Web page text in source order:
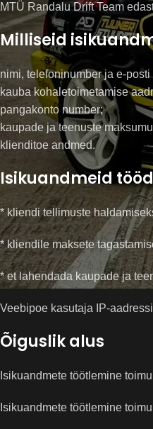
MTÜ Randalu Drift Team
Milliseid
nimi, telefoninumber ja e-posti
kauba kohaletoimetamise
pangakonto number;
kaupade ja teenuste
klienditoe andmed.
Isikuandmeid
* kliendi tellimuste
* kliendile maksete
* et lahendada kaupade ja
Veebipoe kasutaja IP-
Õiguslik alus
Isikuandmete töötlemine
Isikuandmete töötlemine